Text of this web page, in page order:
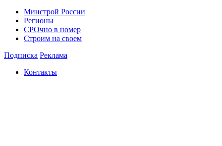
Минстрой России
Регионы
СРОчно в номер
Строим на своем
Подписка Реклама
Контакты